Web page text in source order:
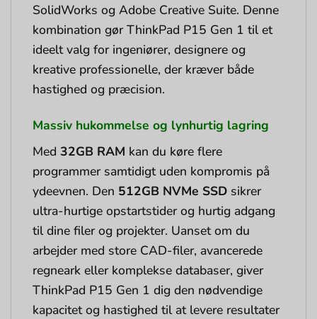
SolidWorks og Adobe Creative Suite. Denne
kombination gør ThinkPad P15 Gen 1 til et
ideelt valg for ingeniører, designere og
kreative professionelle, der kræver både
hastighed og præcision.
Massiv hukommelse og lynhurtig lagring
Med 32GB RAM kan du køre flere
programmer samtidigt uden kompromis på
ydeevnen. Den 512GB NVMe SSD sikrer
ultra-hurtige opstartstider og hurtig adgang
til dine filer og projekter. Uanset om du
arbejder med store CAD-filer, avancerede
regneark eller komplekse databaser, giver
ThinkPad P15 Gen 1 dig den nødvendige
kapacitet og hastighed til at levere resultater